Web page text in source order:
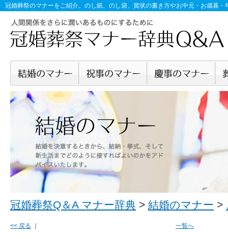
冠婚葬祭のマナーをご紹介。のし紙、のし袋、賞状の書き方やお中元・お歳暮
冠婚葬祭Q＆A マナー辞典 > 結婚のマナー >
<< 戻る ｜ 一覧へ